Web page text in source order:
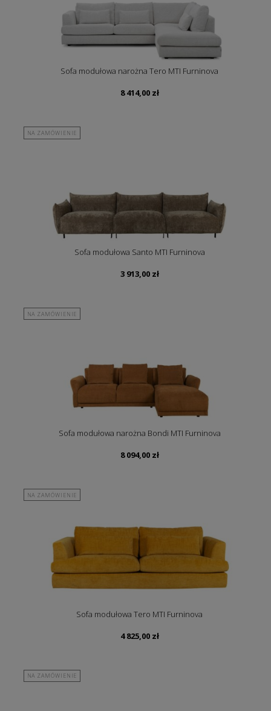
Sofa modułowa narożna Tero MTI Furninova
8 414,00 zł
NA ZAMÓWIENIE
Sofa modułowa Santo MTI Furninova
3 913,00 zł
NA ZAMÓWIENIE
Sofa modułowa narożna Bondi MTI Furninova
8 094,00 zł
NA ZAMÓWIENIE
Sofa modułowa Tero MTI Furninova
4 825,00 zł
NA ZAMÓWIENIE